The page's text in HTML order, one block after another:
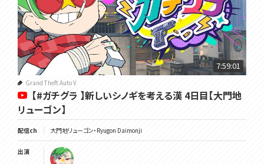
7:59:01
Grand Theft Auto V
【#ガチグラ 】新しいシノギを考える漢 4日目【大門地
リューゴン】
配信ch 大門地リューゴン・Ryugon Daimonji
出演